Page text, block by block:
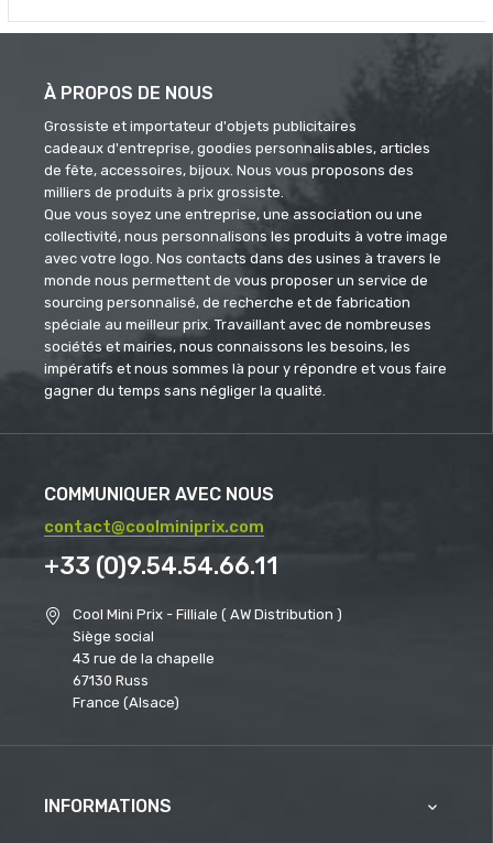
À PROPOS DE NOUS
Grossiste et importateur d'objets publicitaires
cadeaux d'entreprise, goodies personnalisables, articles
de fête, accessoires, bijoux. Nous vous proposons des
milliers de produits à prix grossiste.
Que vous soyez une entreprise, une association ou une
collectivité, nous personnalisons les produits à votre image
avec votre logo. Nos contacts dans des usines à travers le
monde nous permettent de vous proposer un service de
sourcing personnalisé, de recherche et de fabrication
spéciale au meilleur prix. Travaillant avec de nombreuses
sociétés et mairies, nous connaissons les besoins, les
impératifs et nous sommes là pour y répondre et vous faire
gagner du temps sans négliger la qualité.
COMMUNIQUER AVEC NOUS
contact@coolminiprix.com
+33 (0)9.54.54.66.11
Cool Mini Prix - Filliale ( AW Distribution )
Siège social
43 rue de la chapelle
67130 Russ
France (Alsace)
INFORMATIONS 